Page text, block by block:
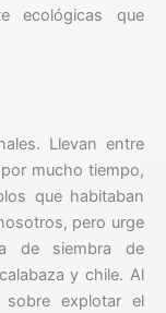
ecológicas que
Llevan entre
mucho tiempo,
que habitaban
pero urge
de siembra de
y chile. Al
explotar el